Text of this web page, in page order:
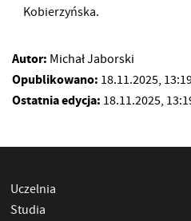
Kobierzyńska.
Autor: Michał Jaborski
Opublikowano: 18.11.2025,
Ostatnia edycja: 18.11.2025,
Uczelnia
Studia